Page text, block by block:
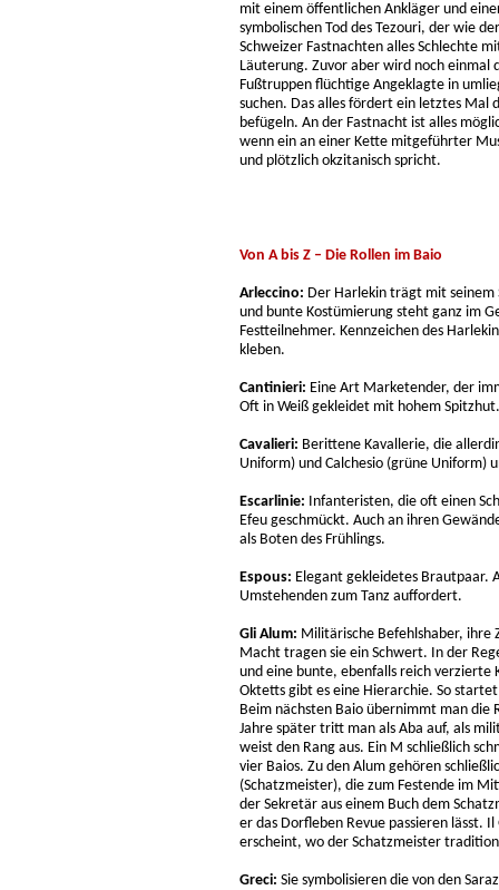
mit einem öffentlichen Ankläger und
symbolischen Tod des Tezouri, der wie
Schweizer Fastnachten alles Schlechte
Läuterung. Zuvor aber wird noch einmal
Fußtruppen flüchtige Angeklagte in
suchen. Das alles fördert ein letztes Mal
befügeln. An der Fastnacht ist alles
wenn ein an einer Kette mitgeführter
und plötzlich okzitanisch spricht.
Von A bis Z – Die Rollen im Baio
Arleccino: Der Harlekin trägt mit seinem
und bunte Kostümierung steht ganz im
Festteilnehmer. Kennzeichen des
kleben.
Cantinieri: Eine Art Marketender, der
Oft in Weiß gekleidet mit hohem Spitzhut.
Cavalieri: Berittene Kavallerie, die
Uniform) und Calchesio (grüne Uniform)
Escarlinie: Infanteristen, die oft einen
Efeu geschmückt. Auch an ihren
als Boten des Frühlings.
Espous: Elegant gekleidetes Brautpaar.
Umstehenden zum Tanz auffordert.
Gli Alum: Militärische Befehlshaber, ihre
Macht tragen sie ein Schwert. In der
und eine bunte, ebenfalls reich verzierte
Oktetts gibt es eine Hierarchie. So
Beim nächsten Baio übernimmt man die
Jahre später tritt man als Aba auf, als
weist den Rang aus. Ein M schließlich
vier Baios. Zu den Alum gehören
(Schatzmeister), die zum Festende im
der Sekretär aus einem Buch dem
er das Dorfleben Revue passieren lässt.
erscheint, wo der Schatzmeister
Greci: Sie symbolisieren die von den